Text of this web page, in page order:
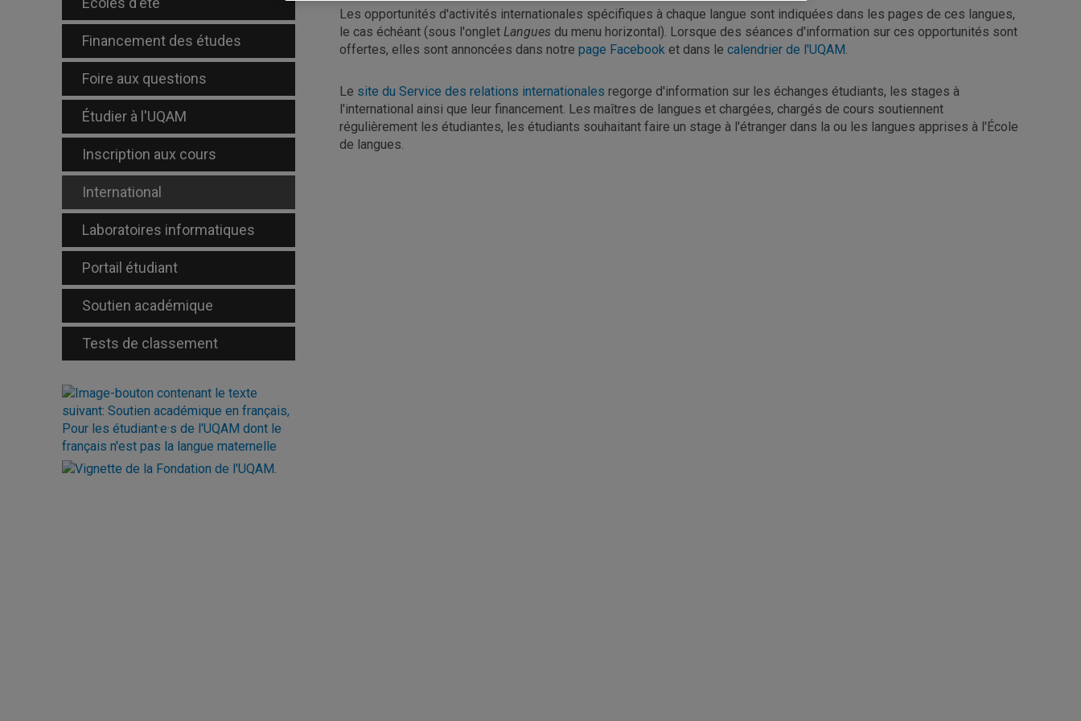
Financement des études
Foire aux questions
Étudier à l'UQAM
Inscription aux cours
International
Laboratoires informatiques
Portail étudiant
Soutien académique
Tests de classement
Les opportunités d'activités internationales spécifiques à chaque langue sont indiquées dans les pages de ces langues,
le cas échéant (sous l'onglet Langues du menu horizontal). Lorsque des séances d'information sur ces opportunités sont
offertes, elles sont annoncées dans notre page Facebook et dans le calendrier de l'UQAM.
Le site du Service des relations internationales regorge d'information sur les échanges étudiants, les stages à
l'international ainsi que leur financement. Les maîtres de langues et chargées, chargés de cours soutiennent
régulièrement les étudiantes, les étudiants souhaitant faire un stage à l'étranger dans la ou les langues apprises à l'École
de langues.